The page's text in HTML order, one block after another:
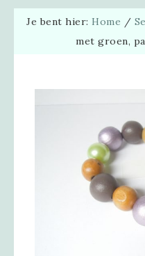
Je bent hier: Home /
met groen,